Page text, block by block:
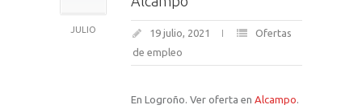
JULIO 19 julio, 2021
Ofertas
de empleo
En Logroño. Ver oferta en Alcampo.